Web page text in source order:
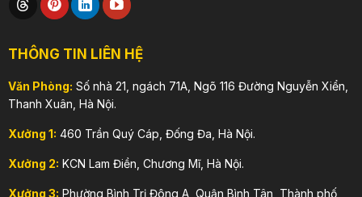
THÔNG TIN LIÊN HỆ
Văn Phòng: Số nhà 21, ngách 71A, Ngõ 116 Đường Nguyễn Xiển,
Thanh Xuân, Hà Nội.
Xưởng 1: 460 Trần Quý Cáp, Đống Đa, Hà Nội.
Xưởng 2: KCN Lam Điền, Chương Mĩ, Hà Nội.
Xưởng 3: Phường Bình Trị Đông A, Quận Bình Tân, Thành phố